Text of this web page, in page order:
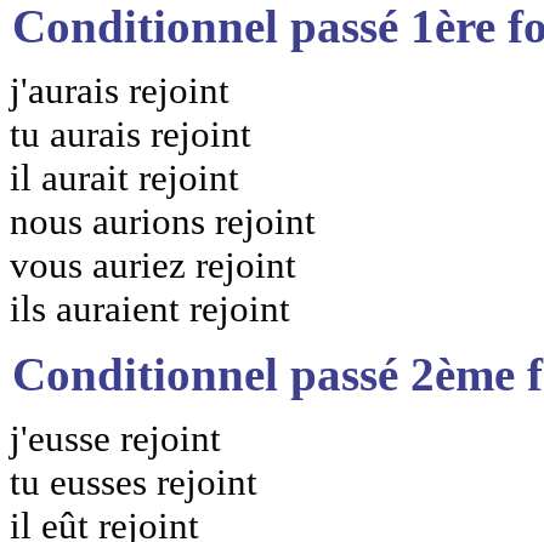
Conditionnel passé 1ère
j'aurais rejoint
tu aurais rejoint
il aurait rejoint
nous aurions rejoint
vous auriez rejoint
ils auraient rejoint
Conditionnel passé 2ème
j'eusse rejoint
tu eusses rejoint
il eût rejoint